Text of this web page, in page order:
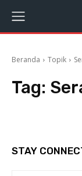
Beranda Topik
Tag:
STAY